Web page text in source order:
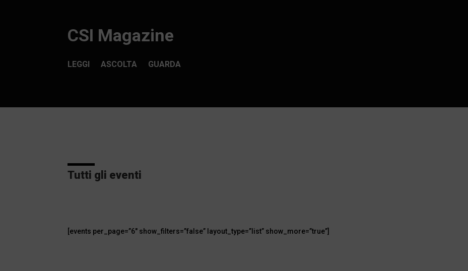
CSI Magazine
ASCOLTA GUARDA
LEGGI
Tutti gli eventi
[events per_page=”6″ show_filters=”false” layout_type=”list” show_more=”true”]